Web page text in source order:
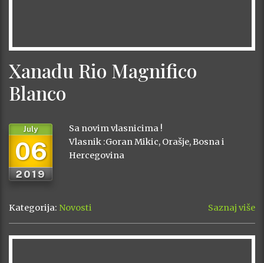
Xanadu Rio Magnifico
Blanco
06
July
2019
Sa novim vlasnicima !
Vlasnik :Goran Mikic, Orašje, Bosna i
Hercegovina
Kategorija: Novosti Saznaj više